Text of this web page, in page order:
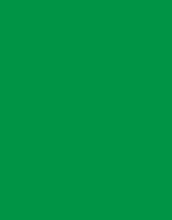
गराउने र
नेपालमा
पनि गलत
।